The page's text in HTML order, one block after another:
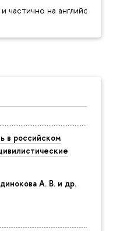
частично на английском
в российском
А. В. и др.